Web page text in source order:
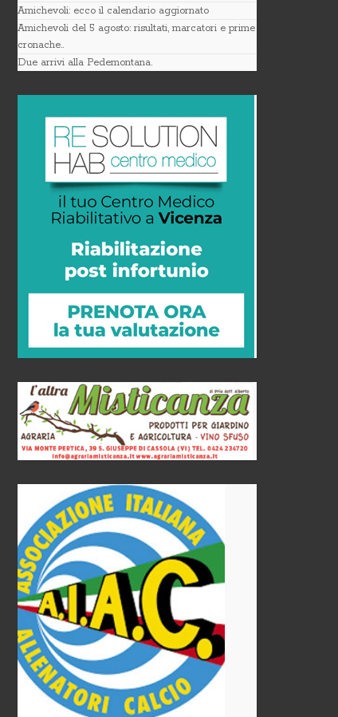
Amichevoli: ecco il calendario aggiornato
Amichevoli del 5 agosto: risultati, marcatori e prime
cronache..
Due arrivi alla Pedemontana.